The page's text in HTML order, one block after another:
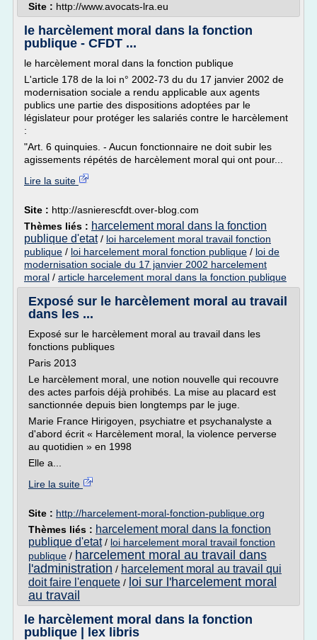
Site : http://www.avocats-lra.eu
le harcèlement moral dans la fonction
publique - CFDT ...
le harcèlement moral dans la fonction publique
L'article 178 de la loi n° 2002-73 du du 17 janvier 2002 de
modernisation sociale a rendu applicable aux agents
publics une partie des dispositions adoptées par le
législateur pour protéger les salariés contre le harcèlement
:
"Art. 6 quinquies. - Aucun fonctionnaire ne doit subir les
agissements répétés de harcèlement moral qui ont pour...
Lire la suite
Site : http://asnierescfdt.over-blog.com
Thèmes liés : harcelement moral dans la fonction
publique d'etat/ loi harcelement moral travail fonction
publique / loi harcelement moral fonction publique / loi de
modernisation sociale du 17 janvier 2002 harcelement
moral / article harcelement moral dans la fonction publique
Exposé sur le harcèlement moral au travail
dans les ...
Exposé sur le harcèlement moral au travail dans les
fonctions publiques
Paris 2013
Le harcèlement moral, une notion nouvelle qui recouvre
des actes parfois déjà prohibés. La mise au placard est
sanctionnée depuis bien longtemps par le juge.
Marie France Hirigoyen, psychiatre et psychanalyste a
d'abord écrit « Harcèlement moral, la violence perverse
au quotidien » en 1998
Elle a...
Lire la suite
Site : http://harcelement-moral-fonction-publique.org
Thèmes liés : harcelement moral dans la fonction
publique d'etat/ loi harcelement moral travail fonction
publique / harcelement moral au travail dans
l'administration / harcelement moral au travail qui
doit faire l'enquete / loi sur l'harcelement moral
au travail
le harcèlement moral dans la fonction
publique | lex libris